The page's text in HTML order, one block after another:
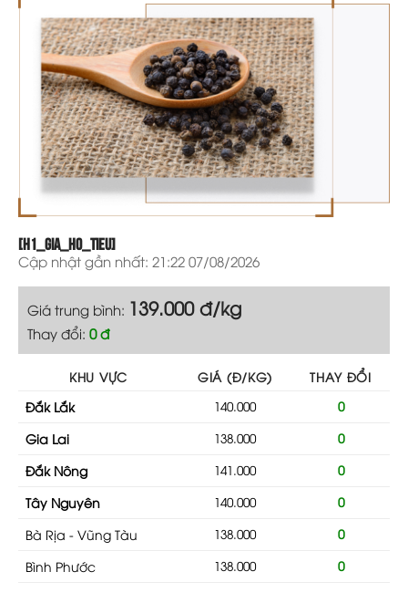
[h1_gia_ho_tieu]
Cập nhật gần nhất: 21:22 07/08/2026
Giá trung bình: 139.000 đ/kg
Thay đổi: 0 đ
KHU VỰC GIÁ (Đ/KG) THAY ĐỔI
Đắk Lắk 140.000 0
Gia Lai 138.000 0
Đắk Nông 141.000 0
Tây Nguyên 140.000 0
Bà Rịa - Vũng Tàu 138.000 0
Bình Phước 138.000 0